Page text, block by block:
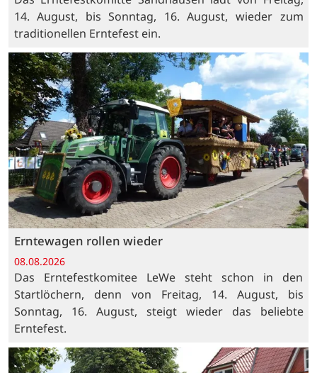
14. August, bis Sonntag, 16. August, wieder zum
traditionellen Erntefest ein.
Erntewagen rollen wieder
08.08.2026
Das Erntefestkomitee LeWe steht schon in den
Startlöchern, denn von Freitag, 14. August, bis
Sonntag, 16. August, steigt wieder das beliebte
Erntefest.